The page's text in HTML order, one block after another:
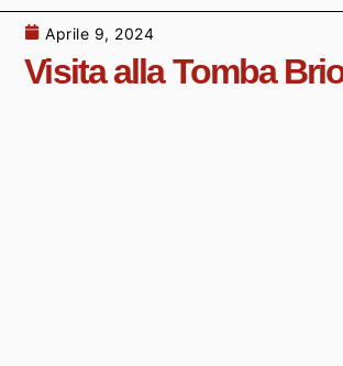
Aprile 9, 2024
Visita alla Tomba